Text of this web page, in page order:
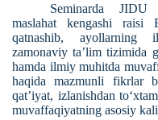
Seminarda JIDU
maslahat kengashi raisi
qatnashib, ayollarning
zamonaviy ta’lim tizimida
hamda ilmiy muhitda
haqida mazmunli fikrlar
qat’iyat, izlanishdan
muvaffaqiyatning asosiy